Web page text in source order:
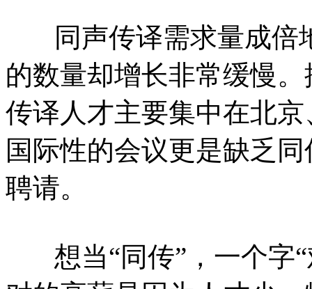
同声传译需求量成倍
的数量却增长非常缓慢
传译人才主要集中在北
国际性的会议更是缺乏
聘请。
想当“同传”，一个字“